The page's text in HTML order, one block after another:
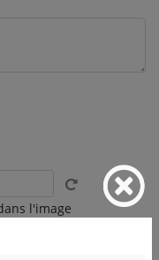
l'image